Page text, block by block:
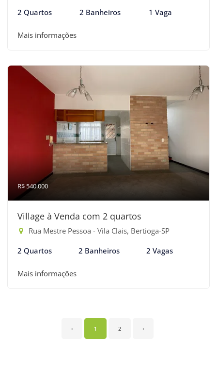
2 Quartos 2 Banheiros 1 Vaga
Mais informações
R$ 540.000
Village à Venda com 2 quartos
Rua Mestre Pessoa - Vila Clais, Bertioga-SP
2 Quartos 2 Banheiros 2 Vagas
Mais informações
‹ 1 2 ›